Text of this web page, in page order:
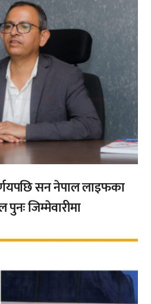
सन नेपाल लाइफका
जिम्मेवारीमा